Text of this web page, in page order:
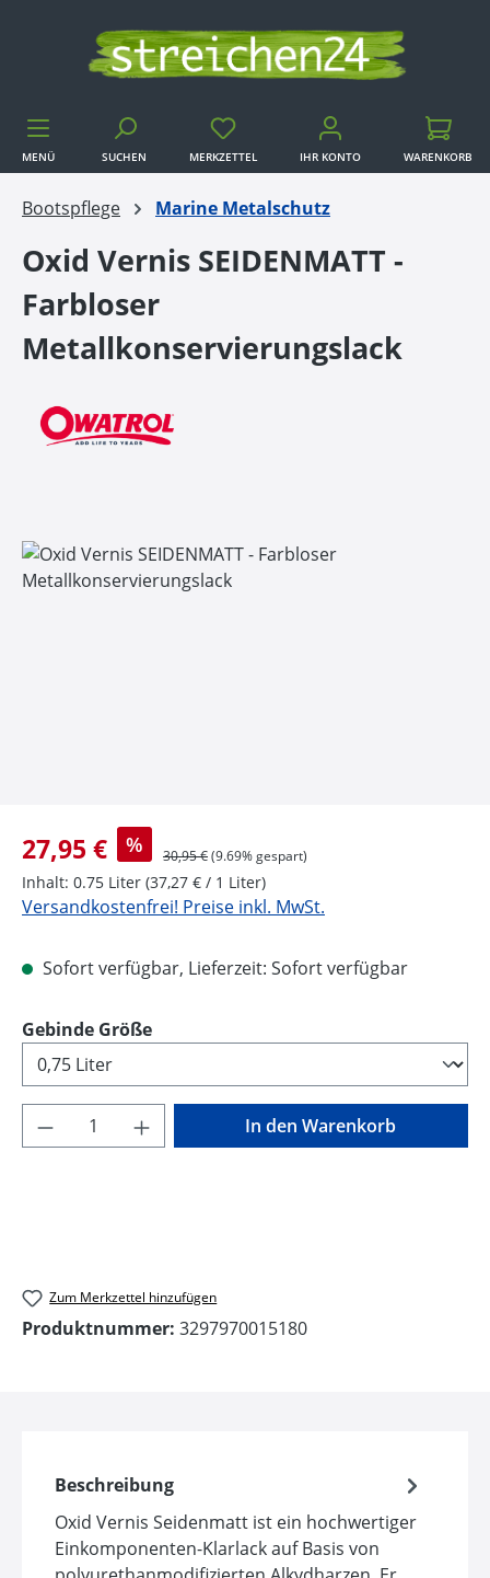
Zum Hauptinhalt springen
MENÜ SUCHEN MERKZETTEL IHR KONTO
WARENKORB
Bootspflege Marine Metalschutz
Oxid Vernis SEIDENMATT -
Farbloser
Metallkonservierungslack
Bildergalerie überspringen
Verkaufspreis:
27,95 € % Regulärer Preis:
30,95 €(9.69% gespart)
Inhalt: 0.75 Liter (37,27 € / 1 Liter)
Versandkostenfrei! Preise inkl. MwSt.
Sofort verfügbar, Lieferzeit: Sofort verfügbar
Gebinde Größeauswählen
Produkt Anzahl: Gib den gewünschten
In den Warenkorb
Zum Merkzettel hinzufügen
Produktnummer: 3297970015180
Beschreibung
Oxid Vernis Seidenmatt ist ein hochwertiger
Einkomponenten-Klarlack auf Basis von